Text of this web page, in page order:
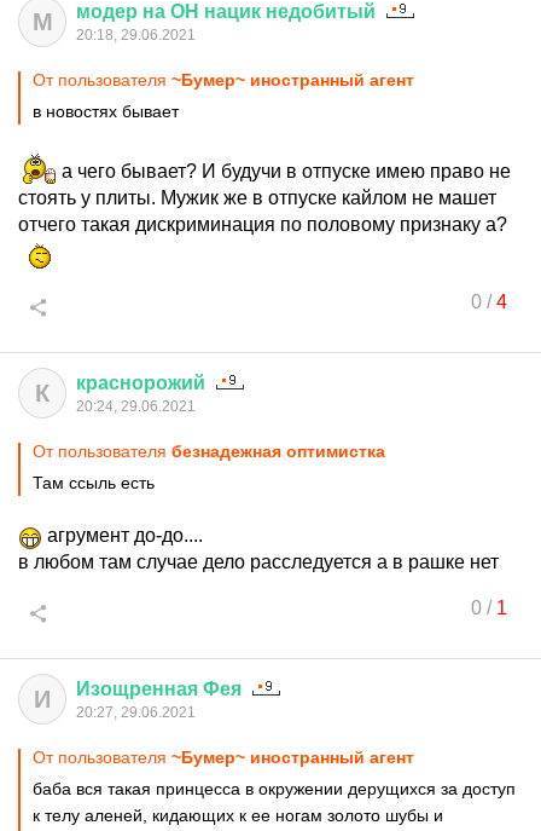
М модер на ОН нацик недобитый
20:18, 29.06.2021
От пользователя ~Бумер~ иностранный агент
в новостях бывает
а чего бывает? И будучи в отпуске имею право не
стоять у плиты. Мужик же в отпуске кайлом не машет
отчего такая дискриминация по половому признаку а?
0/4
К краснорожий
20:24, 29.06.2021
От пользователя безнадежная оптимистка
Там ссыль есть
агрумент до-до....
в любом там случае дело расследуется а в рашке нет
0/ 1
И Изощренная Фея
20:27, 29.06.2021
От пользователя ~Бумер~ иностранный агент
баба вся такая принцесса в окружении дерущихся за доступ
к телу аленей, кидающих к ее ногам золото шубы и